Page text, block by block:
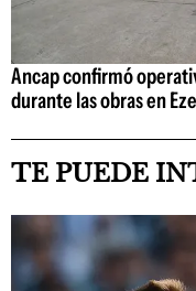
Ancap confirmó
durante las obras en
TE PUEDE